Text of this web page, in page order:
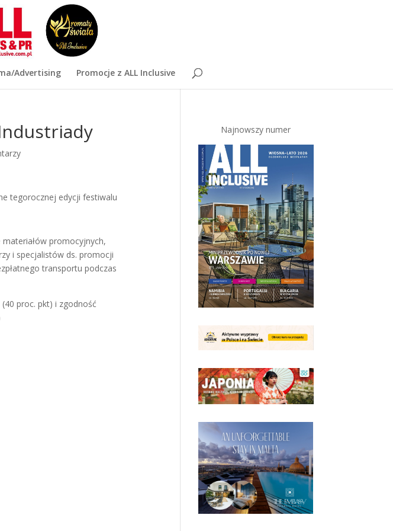
Advertising Promocje z ALL Inclusive
tegorocznej edycji festiwalu
promocyjnych,
i specjalistów ds. promocji
transportu podczas
proc. pkt) i zgodność
Najnowszy numer